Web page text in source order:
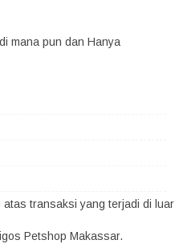
mana pun dan Hanya
transaksi yang terjadi di luar
Petshop Makassar.